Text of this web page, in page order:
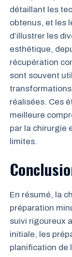
détaillant les
obtenus, et les
d’illustrer les
esthétique,
récupération
sont souvent
réalisées. Ces
meilleure
par la chirurgie
limites.
En résumé, la
préparation
suivi rigoureux
initiale, les
planification de